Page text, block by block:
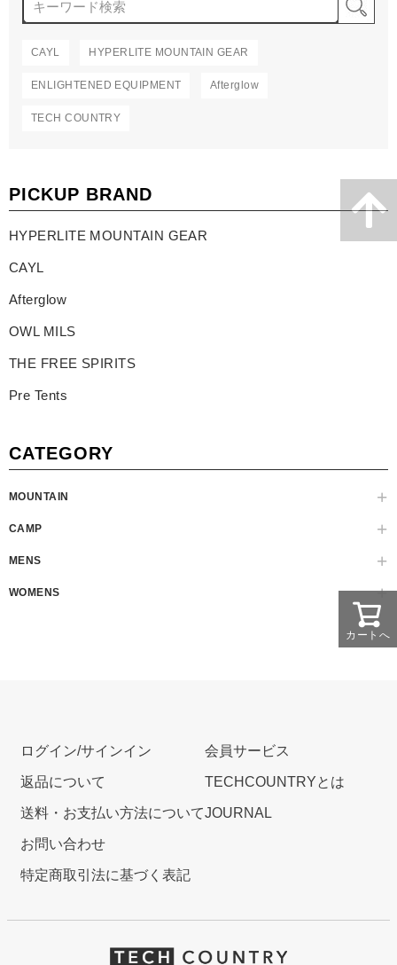
CAYL HYPERLITE MOUNTAIN GEAR
ENLIGHTENED EQUIPMENT Afterglow
TECH COUNTRY
PICKUP BRAND
HYPERLITE MOUNTAIN GEAR
CAYL
Afterglow
OWL MILS
THE FREE SPIRITS
Pre Tents
CATEGORY
MOUNTAIN
CAMP
MENS
WOMENS
カートへ
ログイン/サインイン
返品について
送料・お支払い方法について
お問い合わせ
特定商取引法に基づく表記
会員サービス
TECHCOUNTRYとは
JOURNAL